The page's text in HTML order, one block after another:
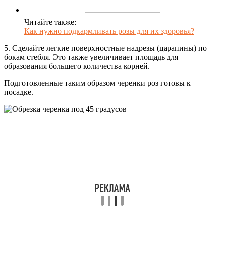
Читайте также:
Как нужно подкармливать розы для их здоровья?
5. Сделайте легкие поверхностные надрезы (царапины) по
бокам стебля. Это также увеличивает площадь для
образования большего количества корней.
Подготовленные таким образом черенки роз готовы к
посадке.